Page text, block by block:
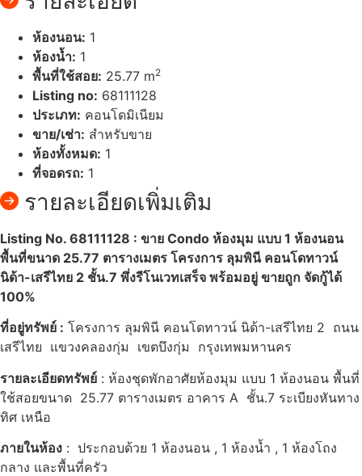
ห้องนอน: 1
ห้องน้ำ: 1
พื้นที่ใช้สอย: 25.77 m2
Listing no: 68111128
ประเภท: คอนโดมิเนียม
ขาย/เช่า: สำหรับขาย
ห้องทั้งหมด: 1
ที่จอดรถ: 1
รายละเอียดเพิ่มเติม
Listing No. 68111128 : ขาย Condo ห้องมุม แบบ 1 ห้องนอน
พื้นที่ขนาด 25.77 ตารางเมตร โครงการ ลุมพินี คอนโดทาวน์
นิด้า-เสรีไทย 2 ชั้น.7 พึ่งรีโนเวทเสร็จ พร้อมอยู่ ขายถูก จัดกู้ได้
100%
ที่อยู่ทรัพย์ : โครงการ ลุมพินี คอนโดทาวน์ นิด้า-เสรีไทย 2 ถนน
เสรีไทย แขวงคลองกุ่ม เขตบึงกุ่ม กรุงเทพมหานคร
รายละเอียดทรัพย์ : ห้องชุดพักอาศัยห้องมุม แบบ 1 ห้องนอน พื้นที่
ใช้สอยขนาด 25.77 ตารางเมตร อาคาร A ชั้น.7 ระเบียงหันทาง
ทิศ เหนือ
ภายในห้อง : ประกอบด้วย 1 ห้องนอน , 1 ห้องน้ำ , 1 ห้องโถง
กลาง และพื้นที่ครัว